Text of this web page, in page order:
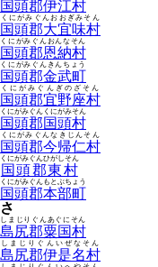
国頭郡伊江村
国頭郡大宜味村
くにがみぐんおおぎみそん
国頭郡恩納村
くにがみぐんおんなそん
国頭郡金武町
くにがみぐんきんちょう
国頭郡宜野座村
くにがみぐんぎのざそん
国頭郡国頭村
くにがみぐんくにがみそん
国頭郡今帰仁村
くにがみぐんなきじんそん
国頭郡東村
くにがみぐんひがしそん
国頭郡本部町
くにがみぐんもとぶちょう
さ
島尻郡粟国村
しまじりぐんあぐにそん
島尻郡伊是名村
しまじりぐんいぜなそん